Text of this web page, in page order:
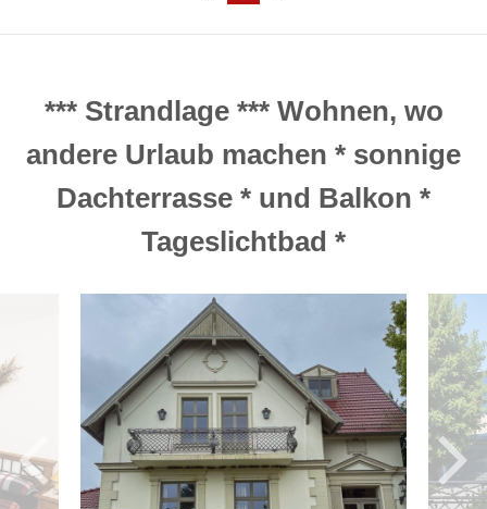
*** Strandlage *** Wohnen, wo
andere Urlaub machen * sonnige
Dachterrasse * und Balkon *
Tageslichtbad *